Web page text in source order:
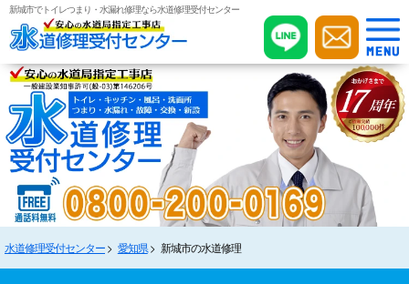
新城市でトイレつまり・水漏れ修理なら水道修理受付センター
水道修理受付センター 愛知県 新城市の水道修理